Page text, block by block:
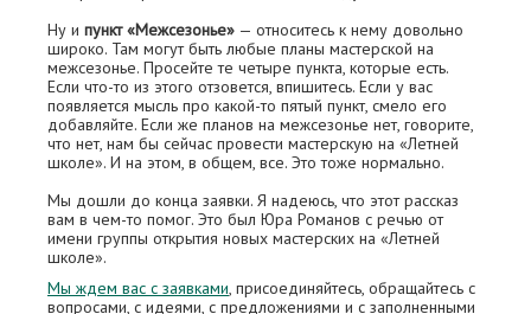
Ну и пункт «Межсезонье» — относитесь к нему довольно
широко. Там могут быть любые планы мастерской на
межсезонье. Просейте те четыре пункта, которые есть.
Если что-то из этого отзовeтся, впишитесь. Если у вас
появляется мысль про какой-то пятый пункт, смело его
добавляйте. Если же планов на межсезонье нет, говорите,
что нет, нам бы сейчас провести мастерскую на «Летней
школе». И на этом, в общем, все. Это тоже нормально.
Мы дошли до конца заявки. Я надеюсь, что этот рассказ
вам в чем-то помог. Это был Юра Романов с речью от
имени группы открытия новых мастерских на «Летней
школе».
Мы ждем вас с заявками, присоединяйтесь, обращайтесь с
вопросами, с идеями, с предложениями и с заполненными